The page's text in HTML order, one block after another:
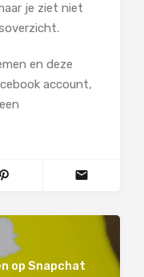
je ziet niet
en deze
account,
op Snapchat